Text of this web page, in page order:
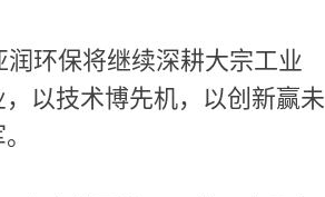
环保将继续深耕大宗工业
以技术博先机，以创新赢未